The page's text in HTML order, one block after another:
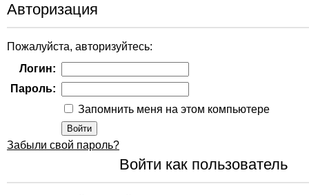
Авторизация
Пожалуйста, авторизуйтесь:
Логин:
Пароль:
Запомнить меня на этом компьютере
Забыли свой пароль?
Войти как пользователь